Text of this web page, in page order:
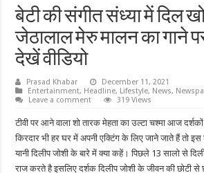
बेटी की संगीत संध्या में दिल
जेठालाल मेरु मालन का गाने
देखें वीडियो
Prasad Khabar
December 11, 2021
Entertainment, Headline, Lifestyle, News,
Leave a comment
319 Views
टीवी पर आने वाला शो तारक मेहता का उल्टा चश्मा आज
किरदार भी हर घर में अपनी एक्टिंग के लिए जाने जाते हैं तो
यानी दिलीप जोशी के बारे में क्या कहें। पिछले 13 सालो से
राज करते है इसलिए दर्शक दिलीप जोशी के जीवन की छोटी से